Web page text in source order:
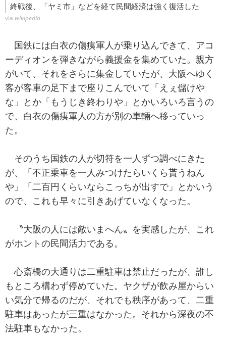
終戦後、「ヤミ市」などを経て民間経済は強く復活した
via wikipedia
国鉄には白衣の傷痍軍人が乗り込んできて、アコ
ーディオンを弾きながら義援金を集めていた。親方
がいて、それをさらに集金していたが、大阪へゆく
客が客車の足下まで座りこんでいて「えぇ儲けや
な」とか「もうじき終わりや」とかいろいろ言うの
で、白衣の傷痍軍人の方が別の車輛へ移っていっ
た。
そのうち国鉄の人が切符を一人ずつ調べにきた
が、「不正乗車を一人みつけたらいくら貰うねん
や」「二百円くらいならこっちが出すで」とかいう
ので、これも早々に引きあげていなくなった。
〝大阪の人には敵いまへん〟を実感したが、これ
がホントの民間活力である。
心斎橋の大通りは二重駐車は禁止だったが、誰し
もところ構わず停めていた。ヤクザが飲み屋からい
い気分で帰るのだが、それでも秩序があって、二重
駐車はあったが三重はなかった。それから深夜の不
法駐車もなかった。